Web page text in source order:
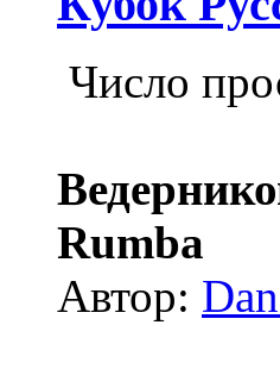
Число
Rumba
Автор: